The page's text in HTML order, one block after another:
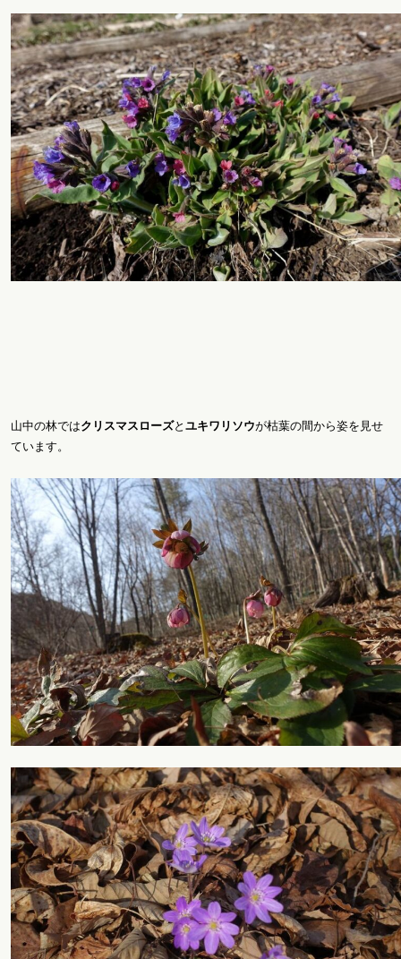
山中の林ではクリスマスローズと ユキワリソウが枯葉の間から姿を見せ
ています。